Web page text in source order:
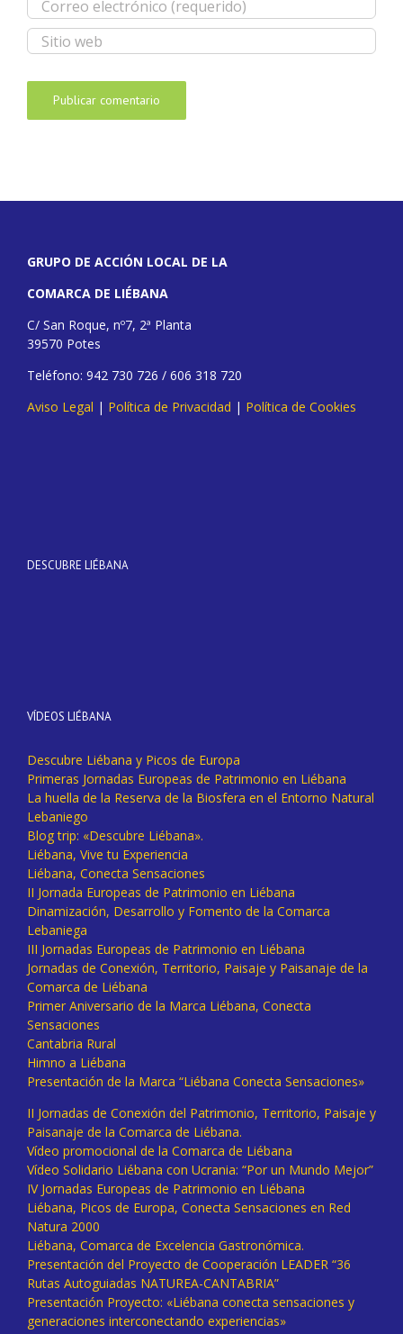
GRUPO DE ACCIÓN LOCAL DE LA
COMARCA DE LIÉBANA
C/ San Roque, nº7, 2ª Planta
39570 Potes
Teléfono: 942 730 726 / 606 318 720
Aviso Legal | Política de Privacidad | Política de Cookies
DESCUBRE LIÉBANA
VÍDEOS LIÉBANA
Descubre Liébana y Picos de Europa
Primeras Jornadas Europeas de Patrimonio en Liébana
La huella de la Reserva de la Biosfera en el Entorno Natural
Lebaniego
Blog trip: «Descubre Liébana».
Liébana, Vive tu Experiencia
Liébana, Conecta Sensaciones
II Jornada Europeas de Patrimonio en Liébana
Dinamización, Desarrollo y Fomento de la Comarca
Lebaniega
III Jornadas Europeas de Patrimonio en Liébana
Jornadas de Conexión, Territorio, Paisaje y Paisanaje de la
Comarca de Liébana
Primer Aniversario de la Marca Liébana, Conecta
Sensaciones
Cantabria Rural
Himno a Liébana
Presentación de la Marca “Liébana Conecta Sensaciones»
II Jornadas de Conexión del Patrimonio, Territorio, Paisaje y
Paisanaje de la Comarca de Liébana.
Vídeo promocional de la Comarca de Liébana
Vídeo Solidario Liébana con Ucrania: “Por un Mundo Mejor”
IV Jornadas Europeas de Patrimonio en Liébana
Liébana, Picos de Europa, Conecta Sensaciones en Red
Natura 2000
Liébana, Comarca de Excelencia Gastronómica.
Presentación del Proyecto de Cooperación LEADER “36
Rutas Autoguiadas NATUREA-CANTABRIA”
Presentación Proyecto: «Liébana conecta sensaciones y
generaciones interconectando experiencias»